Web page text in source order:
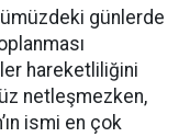
günlerde
hareketliliğini
netleşmezken,
ismi en çok